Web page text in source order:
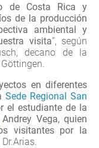
de Costa Rica y
de la producción
ambiental y
visita”, según
decano de la
en diferentes
Sede Regional San
el estudiante de la
Andrey Vega, quien
visitantes por la